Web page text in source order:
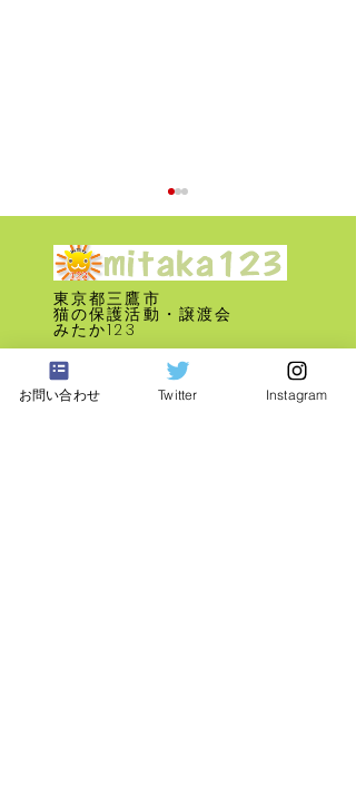
ﾆｬﾓのその後
東京都三鷹市
​猫の保護活動・譲渡会
みたか123
公益財団法人どうぶつ基金
さくらねこサポーター
お問い合わせ Twitter Instagram